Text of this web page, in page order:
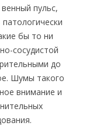
пульс,
бы то ни
сосудистой
до
Шумы такого
внимание и